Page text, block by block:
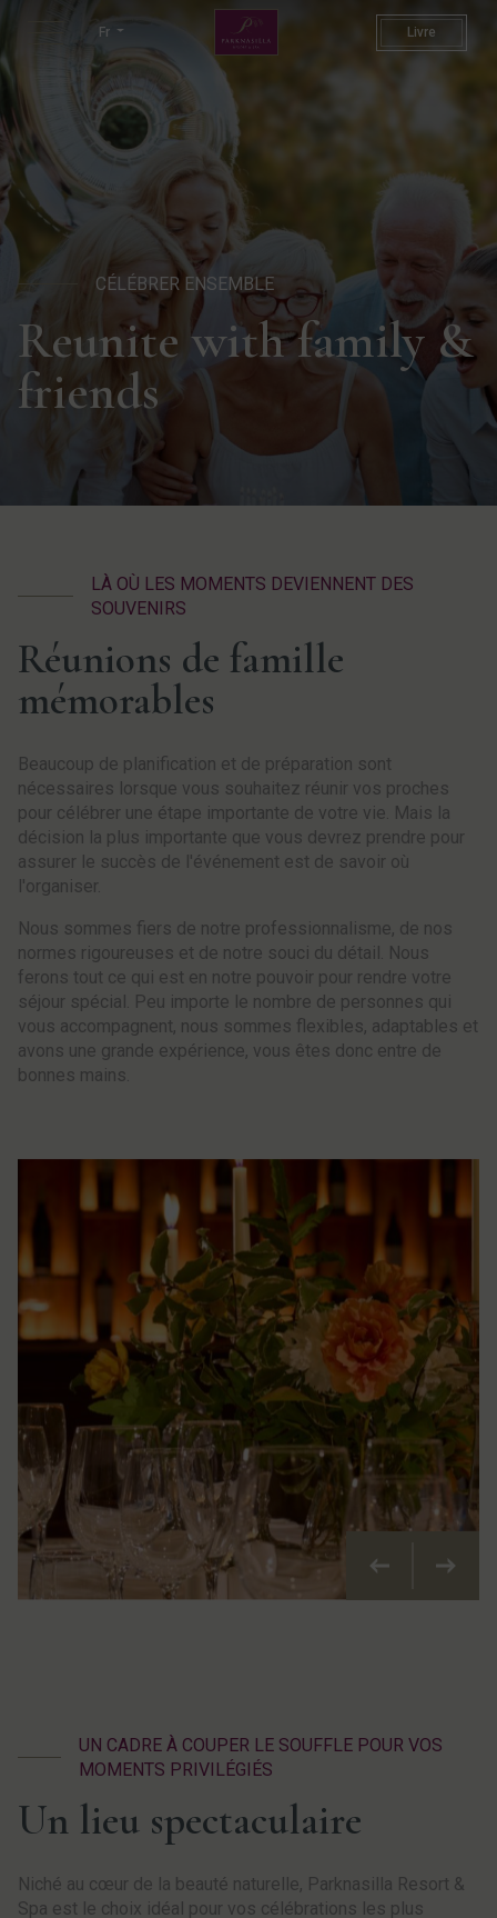
Fr
Célébration familiale -
Livre
CÉLÉBRER ENSEMBLE
Reunite with family &
friends
LÀ OÙ LES MOMENTS DEVIENNENT DES
SOUVENIRS
Réunions de famille
mémorables
Beaucoup de planification et de préparation sont
nécessaires lorsque vous souhaitez réunir vos proches
pour célébrer une étape importante de votre vie. Mais la
décision la plus importante que vous devrez prendre pour
assurer le succès de l'événement est de savoir où
l'organiser.
Nous sommes fiers de notre professionnalisme, de nos
normes rigoureuses et de notre souci du détail. Nous
ferons tout ce qui est en notre pouvoir pour rendre votre
séjour spécial. Peu importe le nombre de personnes qui
vous accompagnent, nous sommes flexibles, adaptables et
avons une grande expérience, vous êtes donc entre de
bonnes mains.
Précédent
UN CADRE À COUPER LE SOUFFLE POUR VOS
MOMENTS PRIVILÉGIÉS
Un lieu spectaculaire
Niché au cœur de la beauté naturelle, Parknasilla Resort &
Spa est le choix idéal pour vos célébrations les plus